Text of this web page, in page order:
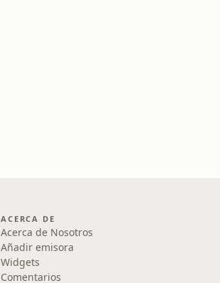
ACERCA DE
Acerca de Nosotros
Añadir emisora
Widgets
Comentarios